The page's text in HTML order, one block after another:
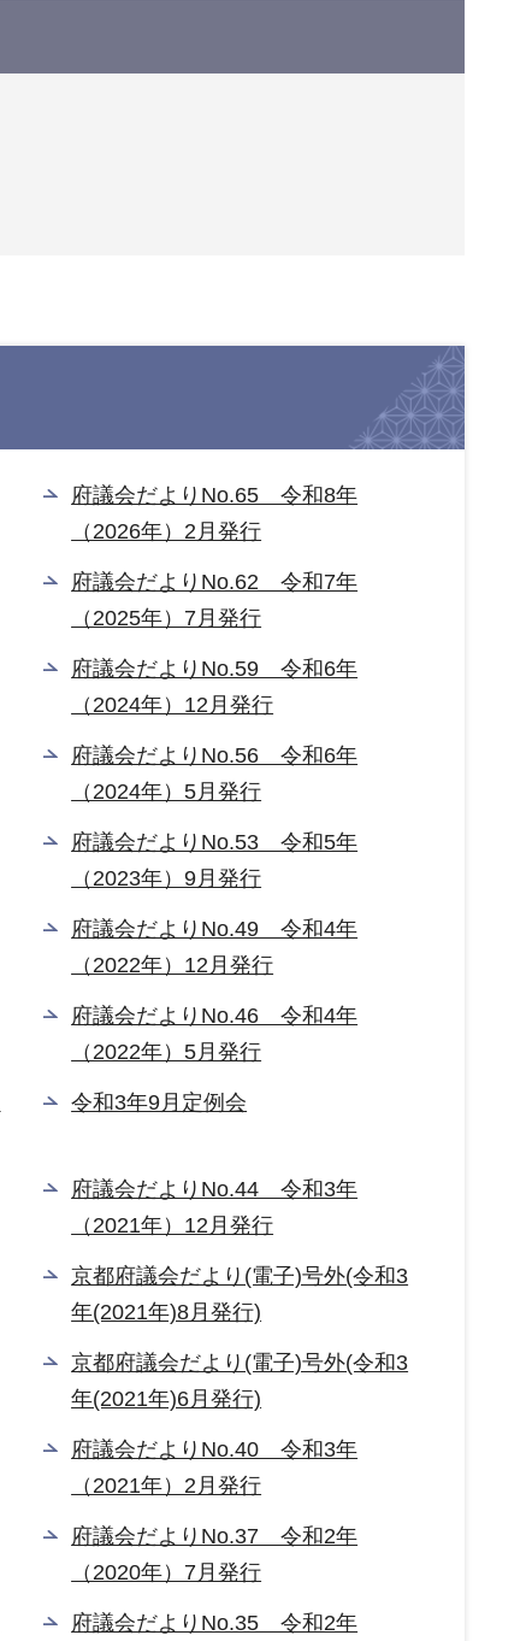
府議会だよりNo.65 令和8年
（2026年）2月発行
府議会だよりNo.62 令和7年
（2025年）7月発行
府議会だよりNo.59 令和6年
（2024年）12月発行
府議会だよりNo.56 令和6年
（2024年）5月発行
府議会だよりNo.53 令和5年
（2023年）9月発行
府議会だよりNo.49 令和4年
（2022年）12月発行
府議会だよりNo.46 令和4年
（2022年）5月発行
令和3年9月定例会
府議会だよりNo.44 令和3年
（2021年）12月発行
京都府議会だより(電子)号外(令和3
年(2021年)8月発行)
京都府議会だより(電子)号外(令和3
年(2021年)6月発行)
府議会だよりNo.40 令和3年
（2021年）2月発行
府議会だよりNo.37 令和2年
（2020年）7月発行
府議会だよりNo.35 令和2年